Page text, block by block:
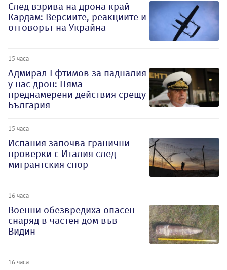
След взрива на дрона край
Кардам: Версиите, реакциите и
отговорът на Украйна
15 часа
Адмирал Ефтимов за падналия
у нас дрон: Няма
преднамерени действия срещу
България
15 часа
Испания започва гранични
проверки с Италия след
мигрантския спор
16 часа
Военни обезвредиха опасен
снаряд в частен дом във
Видин
16 часа